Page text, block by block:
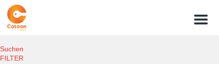
Menu
Suchen
FILTER